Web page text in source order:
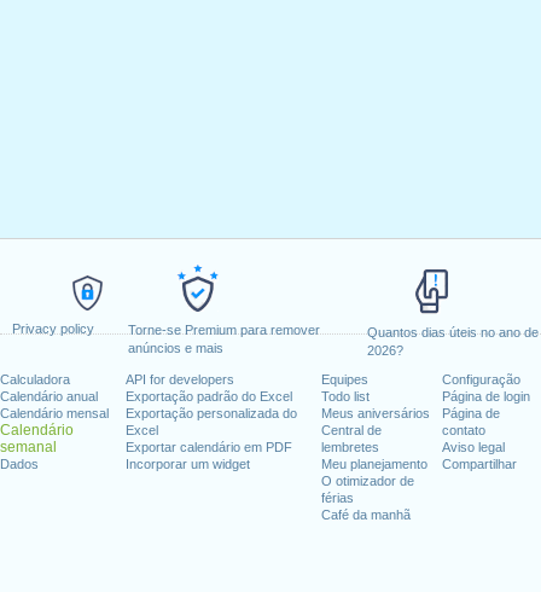
Privacy policy
Torne-se Premium para remover
anúncios e mais
Quantos dias úteis no ano de
2026?
Calculadora
Calendário anual
Calendário mensal
Calendário
semanal
Dados
API for developers
Exportação padrão do Excel
Exportação personalizada do
Excel
Exportar calendário em PDF
Incorporar um widget
Equipes
Todo list
Meus aniversários
Central de
lembretes
Meu planejamento
O otimizador de
férias
Café da manhã
Configuração
Página de login
Página de
contato
Aviso legal
Compartilhar